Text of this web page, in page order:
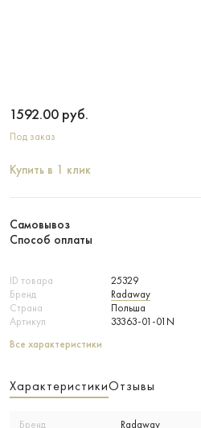
ID товара
25329
Бренд
Radaway
Страна
Польша
Артикул
33363-01-01N
Все характеристики
1592.00 руб.
Под заказ
Купить в 1 клик
Самовывоз
Способ оплаты
ХарактеристикиОтзывы
Бренд Radaway